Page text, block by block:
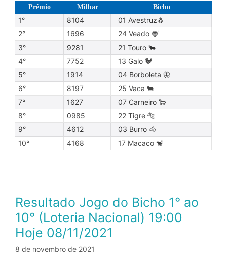
Prêmio Milhar Bicho
1° 8104
01 Avestruz🐧
2°
1696
24 Veado 🦌
3°
9281
21 Touro 🐂
4°
7752
13 Galo 🐓
5°
1914
04 Borboleta 🦋
6°
8197
25 Vaca 🐄
7°
1627
07 Carneiro 🐑
8°
0985
22 Tigre 🐅
9°
4612
03 Burro 🐴
10°
4168 17 Macaco 🐒
Resultado Jogo do Bicho 1° ao
10° (Loteria Nacional) 19:00
Hoje 08/11/2021
8 de novembro de 2021